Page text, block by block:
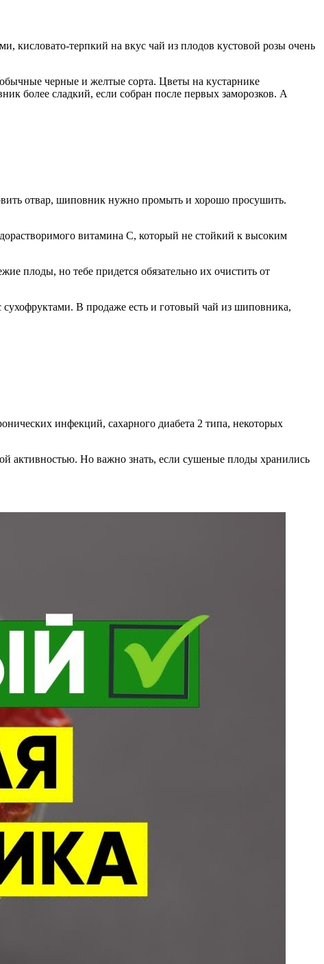
кисловато-терпкий на вкус чай из плодов кустовой розы очень
черные и желтые сорта. Цветы на кустарнике
более сладкий, если собран после первых заморозков. А
отвар, шиповник нужно промыть и хорошо просушить.
витамина С, который не стойкий к высоким
плоды, но тебе придется обязательно их очистить от
В продаже есть и готовый чай из шиповника,
инфекций, сахарного диабета 2 типа, некоторых
активностью. Но важно знать, если сушеные плоды хранились